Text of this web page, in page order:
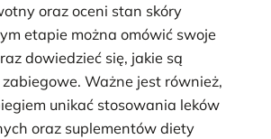
oraz oceni stan skóry
etapie można omówić swoje
dowiedzieć się, jakie są
Ważne jest również,
unikać stosowania leków
oraz suplementów diety